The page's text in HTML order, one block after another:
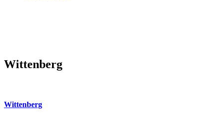
Wittenberg
Wittenberg